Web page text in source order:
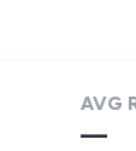
AVG
—